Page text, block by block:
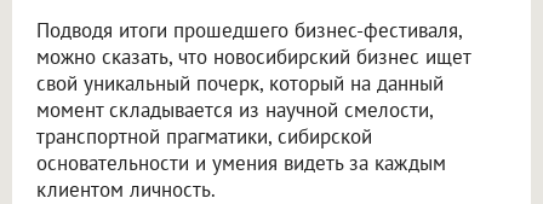
Подводя итоги прошедшего бизнес-фестиваля,
можно сказать, что новосибирский бизнес ищет
свой уникальный почерк, который на данный
момент складывается из научной смелости,
транспортной прагматики, сибирской
основательности и умения видеть за каждым
клиентом личность.